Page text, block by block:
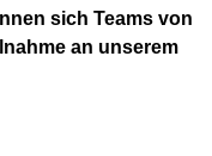
sich Teams von
an unserem